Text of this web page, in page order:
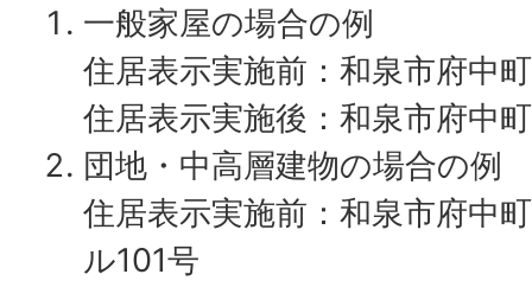
一般家屋の場合の例
住居表示実施前：和泉市府中
住居表示実施後：和泉市府中
団地・中高層建物の場合の例
住居表示実施前：和泉市府中
ル101号